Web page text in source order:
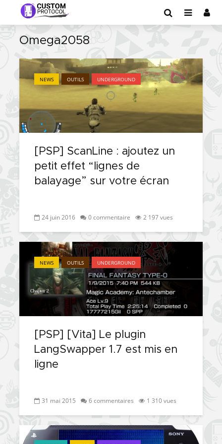
Omega2058
NEWS OUTILS UNDERGROUND
[PSP] ScanLine : ajoutez un
petit effet “lignes de
balayage” sur votre écran
24 juin 2016 0 commentaire 2 197 vues
NEWS OUTILS UNDERGROUND
[PSP] [Vita] Le plugin
LangSwapper 1.7 est mis en
ligne
31 mai 2015 6 commentaires 1 310 vues